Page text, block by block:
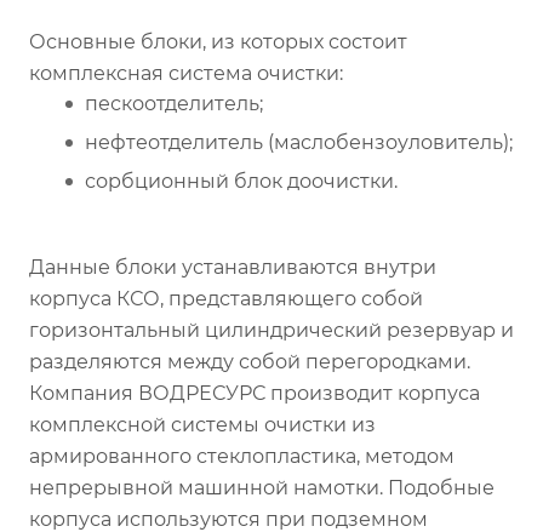
Основные блоки, из которых состоит
комплексная система очистки:
пескоотделитель;
нефтеотделитель (маслобензоуловитель);
сорбционный блок доочистки.
Данные блоки устанавливаются внутри
корпуса КСО, представляющего собой
горизонтальный цилиндрический резервуар и
разделяются между собой перегородками.
Компания ВОДРЕСУРС производит корпуса
комплексной системы очистки из
армированного стеклопластика, методом
непрерывной машинной намотки. Подобные
корпуса используются при подземном